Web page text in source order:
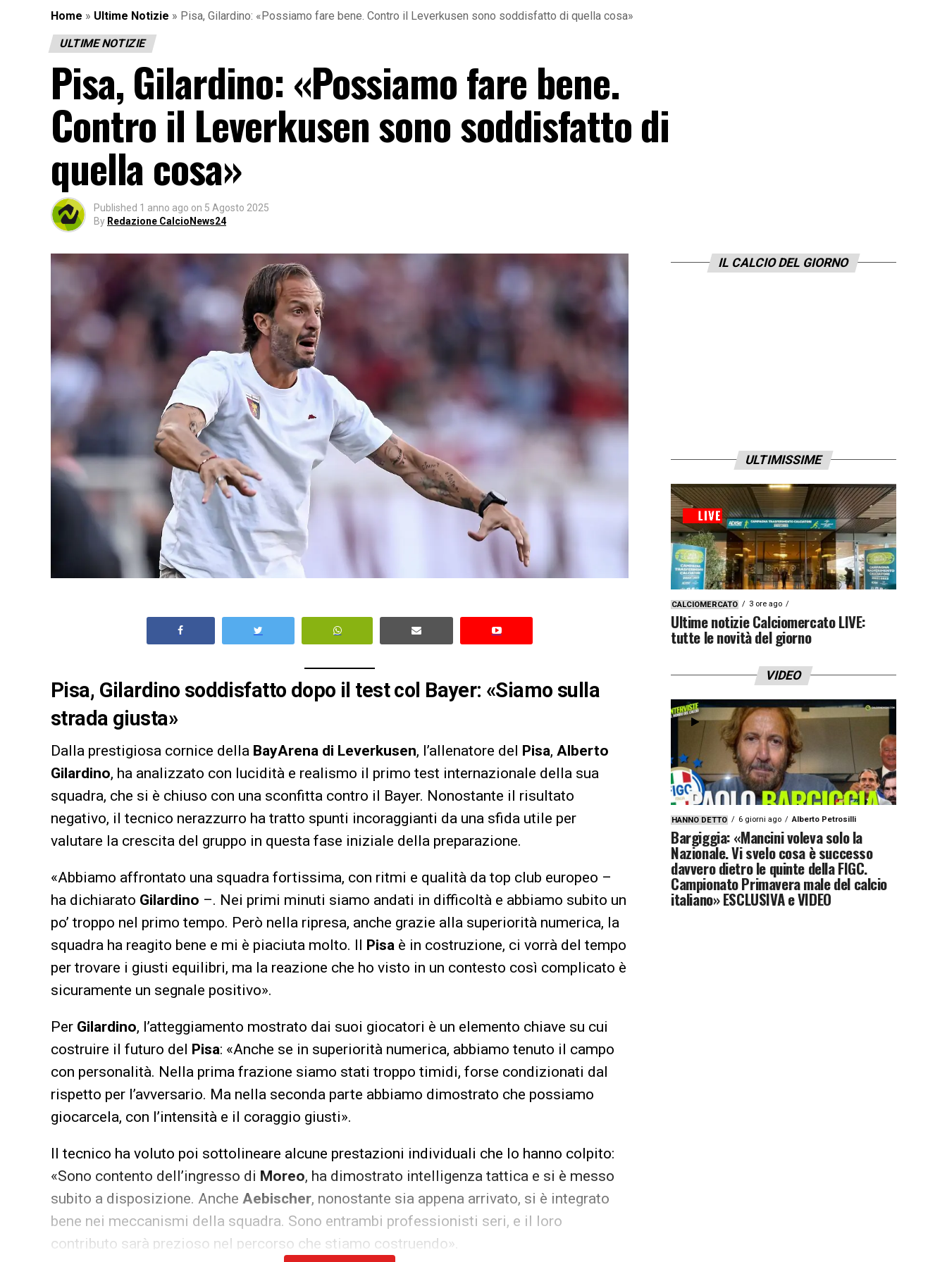
Home » Ultime Notizie » Pisa, Gilardino: «Possiamo fare bene. Contro il Leverkusen sono soddisfatto di quella cosa»
ULTIME NOTIZIE
Pisa, Gilardino: «Possiamo fare bene.
Contro il Leverkusen sono soddisfatto di
quella cosa»
Published 1 anno ago on 5 Agosto 2025
By Redazione CalcioNews24
Pisa, Gilardino soddisfatto dopo il test col Bayer: «Siamo sulla
strada giusta»
Dalla prestigiosa cornice della BayArena di Leverkusen, l’allenatore del Pisa, Alberto
Gilardino, ha analizzato con lucidità e realismo il primo test internazionale della sua
squadra, che si è chiuso con una sconfitta contro il Bayer. Nonostante il risultato
negativo, il tecnico nerazzurro ha tratto spunti incoraggianti da una sfida utile per
valutare la crescita del gruppo in questa fase iniziale della preparazione.
«Abbiamo affrontato una squadra fortissima, con ritmi e qualità da top club europeo –
ha dichiarato Gilardino –. Nei primi minuti siamo andati in difficoltà e abbiamo subito un
po’ troppo nel primo tempo. Però nella ripresa, anche grazie alla superiorità numerica, la
squadra ha reagito bene e mi è piaciuta molto. Il Pisa è in costruzione, ci vorrà del tempo
per trovare i giusti equilibri, ma la reazione che ho visto in un contesto così complicato è
sicuramente un segnale positivo».
Per Gilardino, l’atteggiamento mostrato dai suoi giocatori è un elemento chiave su cui
costruire il futuro del Pisa: «Anche se in superiorità numerica, abbiamo tenuto il campo
con personalità. Nella prima frazione siamo stati troppo timidi, forse condizionati dal
rispetto per l’avversario. Ma nella seconda parte abbiamo dimostrato che possiamo
giocarcela, con l’intensità e il coraggio giusti».
Il tecnico ha voluto poi sottolineare alcune prestazioni individuali che lo hanno colpito:
«Sono contento dell’ingresso di Moreo, ha dimostrato intelligenza tattica e si è messo
subito a disposizione. Anche Aebischer, nonostante sia appena arrivato, si è integrato
bene nei meccanismi della squadra. Sono entrambi professionisti seri, e il loro
contributo sarà prezioso nel percorso che stiamo costruendo».
IL CALCIO DEL GIORNO
ULTIMISSIME
CALCIOMERCATO 3 ore ago
Ultime notizie Calciomercato LIVE:
tutte le novità del giorno
VIDEO
HANNO DETTO 6 giorni ago Alberto Petrosilli
Bargiggia: «Mancini voleva solo la
Nazionale. Vi svelo cosa è successo
davvero dietro le quinte della FIGC.
Campionato Primavera male del calcio
italiano» ESCLUSIVA e VIDEO